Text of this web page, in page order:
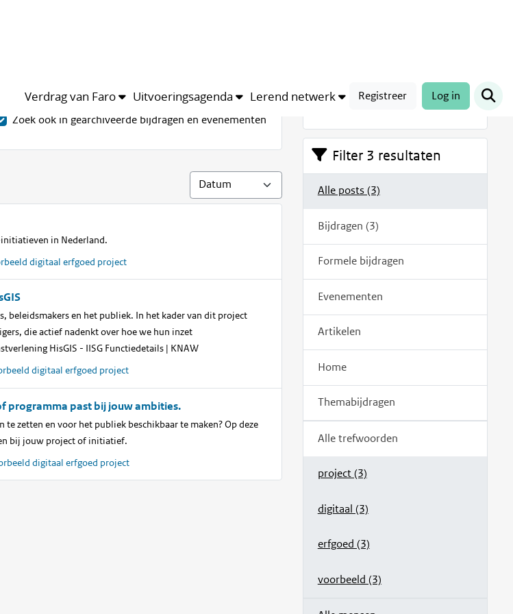
Verdrag van Faro Uitvoeringsagenda Lerend netwerk Registreer Log in
Zoek ook in gearchiveerde bijdragen en evenementen
in Nederland.
digitaal erfgoed project
beleidsmakers en het publiek. In het kader van dit project
die actief nadenkt over hoe we hun inzet
HisGIS - IISG Functiedetails | KNAW
digitaal erfgoed project
programma past bij jouw ambities.
zetten en voor het publiek beschikbaar te maken? Op deze
bij jouw project of initiatief.
digitaal erfgoed project
Filter 3 resultaten
Alle posts (3)
Bijdragen (3)
Formele bijdragen
Evenementen
Artikelen
Home
Themabijdragen
Alle trefwoorden
project (3)
digitaal (3)
erfgoed (3)
voorbeeld (3)